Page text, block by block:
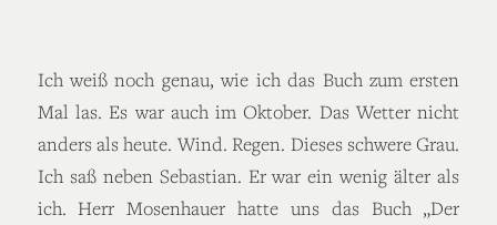
Ich weiß noch genau, wie ich das Buch zum ersten
Mal las. Es war auch im Oktober. Das Wetter nicht
anders als heute. Wind. Regen. Dieses schwere Grau.
Ich saß neben Sebastian. Er war ein wenig älter als
ich. Herr Mosenhauer hatte uns das Buch „Der